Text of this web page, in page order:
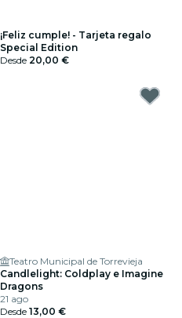
¡Feliz cumple! - Tarjeta regalo
Special Edition
Desde 20,00 €
Teatro Municipal de Torrevieja
Candlelight: Coldplay e Imagine
Dragons
21 ago
Desde 13,00 €